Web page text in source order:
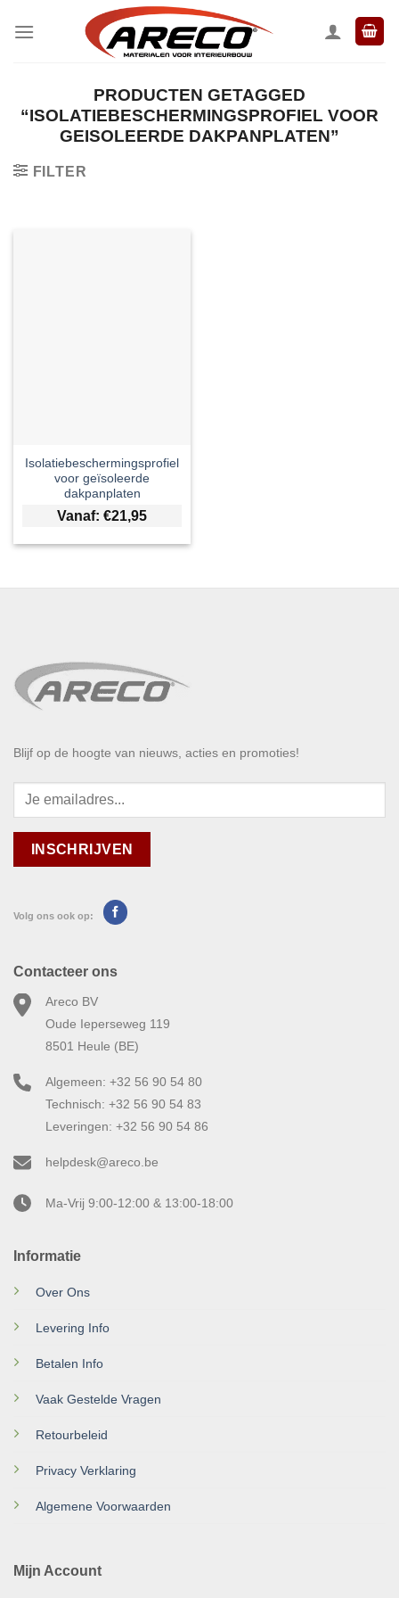
naar
PRODUCTEN GETAGGED
“ISOLATIEBESCHERMINGSPROFIEL VOOR
GEISOLEERDE DAKPANPLATEN”
FILTER
Isolatiebeschermingsprofiel
voor geïsoleerde
dakpanplaten
Vanaf: €21,95
Blijf op de hoogte van nieuws, acties en promoties!
Volg ons ook op:
Informatie
Over Ons
Levering Info
Betalen Info
Vaak Gestelde Vragen
Retourbeleid
Privacy Verklaring
Algemene Voorwaarden
Mijn Account
Contacteer ons
Areco BV
Oude Ieperseweg 119
8501 Heule (BE)
Algemeen: +32 56 90 54 80
Technisch: +32 56 90 54 83
Leveringen: +32 56 90 54 86
helpdesk@areco.be
Ma-Vrij 9:00-12:00 & 13:00-18:00